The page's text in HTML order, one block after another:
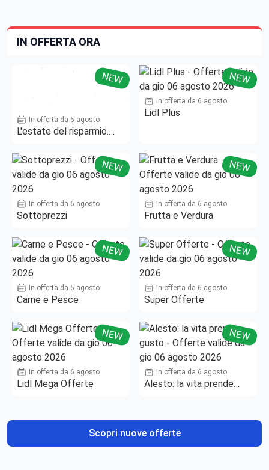
IN OFFERTA ORA
NEW
In offerta da 6 agosto
L'estate del risparmio.
NEW
In offerta da 6 agosto
Lidl Plus
NEW
In offerta da 6 agosto
Sottoprezzi
NEW
In offerta da 6 agosto
Frutta e Verdura
NEW
In offerta da 6 agosto
Carne e Pesce
NEW
In offerta da 6 agosto
Super Offerte
NEW
In offerta da 6 agosto
Lidl Mega Offerte
NEW
In offerta da 6 agosto
Alesto: la vita prende
Scopri nuove offerte